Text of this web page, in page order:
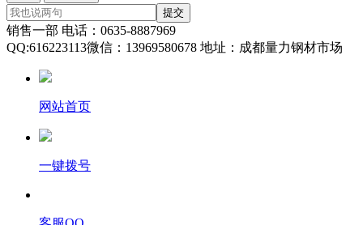
提交
销售一部 电话：0635-8887969
QQ:616223113微信：13969580678 地址：成都量力钢材市场
网站首页
一键拨号